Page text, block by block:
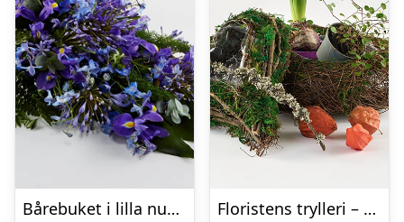
Bårebuket i lilla nuancer – Blomster til begravelse
Floristens trylleri – gravpynt – Blomster til begravelse